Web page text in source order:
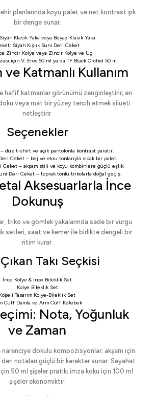
planlarında koyu palet ve net kontrast şık
bir denge sunar.
Siyah Klasik Yaka veya Beyaz Klasik Yaka
Siyah Kışlık Suni Deri Ceket
Zincir Kolye veya Zincir Kolye ve Uç
için V. Eros 50 ml ya daTF Black Orchid 50 ml
ve Katmanlı Kullanım
hafif katmanlar görünümü zenginleştirir; en
veya mat bir yüzey tercih etmek silueti
netleştirir.
Seçenekler
– düz t-shirt ve açık pantolonla kontrast yaratır.
Ceket– bej ve ekru tonlarıyla sıcak bir palet.
Ceket– akşam stili ve koyu kombinlere güçlü eşlik.
Deri Ceket– toprak tonlu trikolarla doğal geçiş.
Aksesuarlarla İnce
Dokunuş
triko ve gömlek yakalarında sade bir vurgu
setleri, saat ve kemer ile birlikte dengeli bir
ritim kurar.
Takı Seçkisi
İnce Kolye & İnce Bileklik Set
Kolye Bileklik Set
Köşeli Tasarım Kolye-Bileklik Set
Cuff Damlave Arm Cuff Kelebek
Nota, Yoğunluk
ve Zaman
dokulu kompozisyonlar; akşam için
notaları güçlü bir karakter sunar. Seyahat
50 ml şişeler pratik; imza koku için 100 ml
şişeler ekonomiktir.